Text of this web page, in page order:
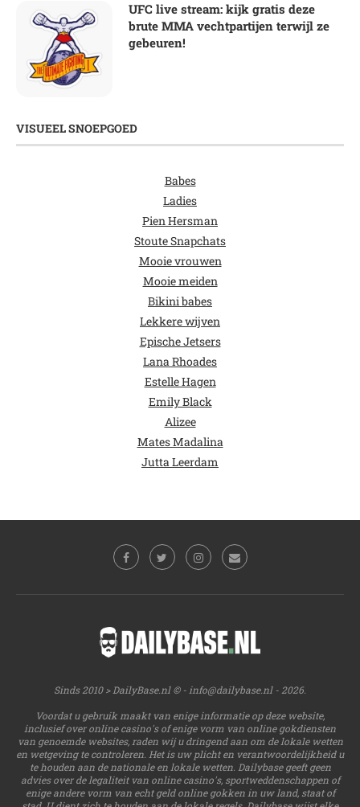
UFC live stream: kijk gratis deze
brute MMA vechtpartijen terwijl ze
gebeuren!
VISUEEL SNOEPGOED
Babes
Ladies
Pien Hersman
Stoute Snapchats
Mooie vrouwen
Mooie meiden
Bikini babes
Lekkere wijven
Epische Jetsers
Lana Rhoades
Estelle Hagen
Emily Black
Alizee
Mates Madalina
Jutta Leerdam
Sinds 2010 > DailyBase.nl © - info@dailybase.nl- 2026.
Voordat u gebruik maakt van enige informatie op deze website,
inclusief over online casino's of enige vorm van online gokdiensten
van genoemde websites, raden wij u dringend aan om de lokale wetten
en wetgeving te controleren. Het is uw plicht en verantwoordelijkheid u
te houden aan de nationale en lokale wetten. Dailybase geeft geen
advies over de legaliteit van online casino's, sportweddenschappen of
enige andere vorm van echt geld online gokken in uw land, staat of